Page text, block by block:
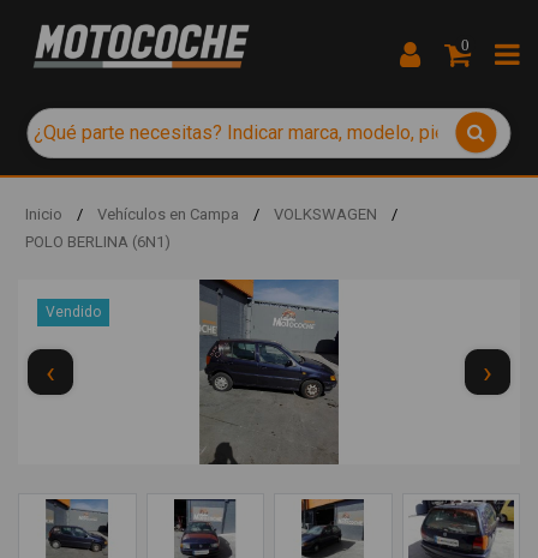
0
Inicio / Vehículos en Campa / VOLKSWAGEN
/
POLO BERLINA (6N1)
Vendido
‹ ›